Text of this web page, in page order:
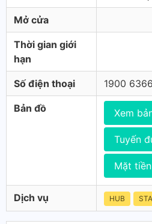
Mở cửa
Thời gian giới
hạn
Số điện thoại 1900
Bản đồ Xem
Tuyến
Mặt
Dịch vụ HUB